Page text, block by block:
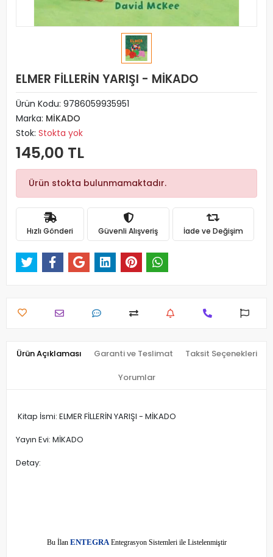
ELMER FİLLERİN YARIŞI - MİKADO
Ürün Kodu: 9786059935951
Marka: MİKADO
Stok: Stokta yok
145,00 TL
Ürün stokta bulunmamaktadır.
Hızlı Gönderi Güvenli Alışveriş İade ve Değişim
Ürün Açıklaması Garanti ve Teslimat Taksit Seçenekleri
Yorumlar
Kitap İsmi: ELMER FİLLERİN YARIŞI - MİKADO
Yayın Evi: MİKADO
Detay:
Bu İlan ENTEGRAEntegrasyon Sistemleri ile Listelenmiştir